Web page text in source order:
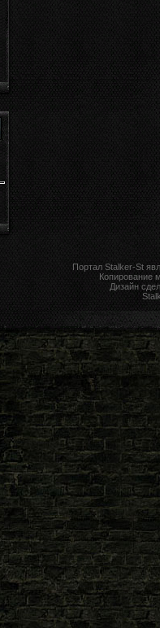
Портал Stalker-St
Копирование
Дизайн